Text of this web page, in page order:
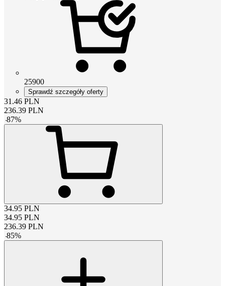
25900
Sprawdź szczegóły oferty
31.46 PLN
236.39 PLN
-87%
34.95 PLN
34.95 PLN
236.39 PLN
-85%